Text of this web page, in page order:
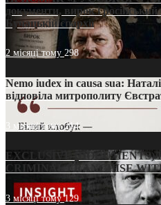
документи, вирок і російський
Бучацькій єпархії
2 місяці тому 298
Nemo iudex in causa sua:
відповіла митрополиту
3 місяці тому214
EXCLUSIVE
CRIMINAL FRANCHISE
3 місяці тому129